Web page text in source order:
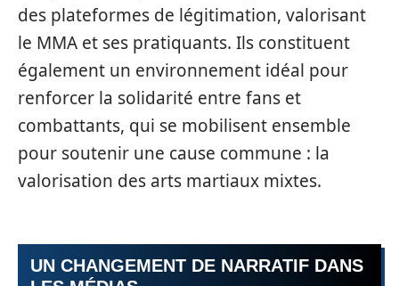
des plateformes de légitimation, valorisant
le MMA et ses pratiquants. Ils constituent
également un environnement idéal pour
renforcer la solidarité entre fans et
combattants, qui se mobilisent ensemble
pour soutenir une cause commune : la
valorisation des arts martiaux mixtes.
UN CHANGEMENT DE NARRATIF DANS